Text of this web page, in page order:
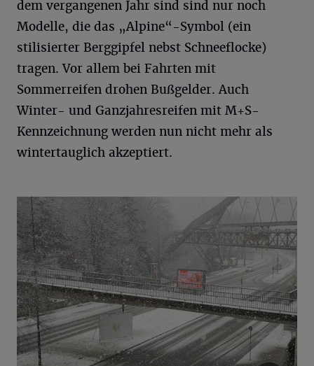
dem vergangenen Jahr sind sind nur noch
Modelle, die das „Alpine“-Symbol (ein
stilisierter Berggipfel nebst Schneeflocke)
tragen. Vor allem bei Fahrten mit
Sommerreifen drohen Bußgelder. Auch
Winter- und Ganzjahresreifen mit M+S-
Kennzeichnung werden nun nicht mehr als
wintertauglich akzeptiert.